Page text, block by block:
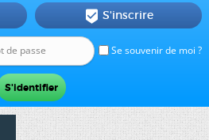
Se souvenir de moi ?
 S'inscrire